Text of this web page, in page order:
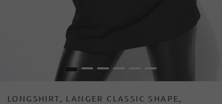
1 2 3 4 5 6
LONGSHIRT, LANGER CLASSIC SHAPE,